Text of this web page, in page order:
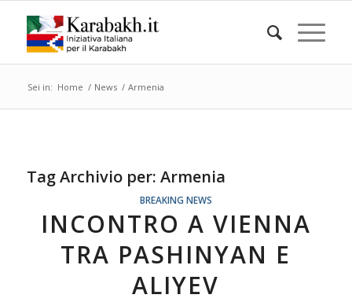
Sei in: Home / News / Armenia
Tag Archivio per: Armenia
BREAKING NEWS
INCONTRO A VIENNA
TRA PASHINYAN E
ALIYEV